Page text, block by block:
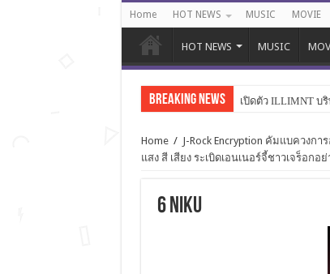
Home HOT NEWS MUSIC MOVIE
HOT NEWS MUSIC
Breaking News เปิดตัว ILLIMNT บ
Home / J-Rock Encryption คัมแบควงการ
แสง สี เสียง ระเบิดเอนเนอร์จี้ชาวเจร็อกอ
6 Niku